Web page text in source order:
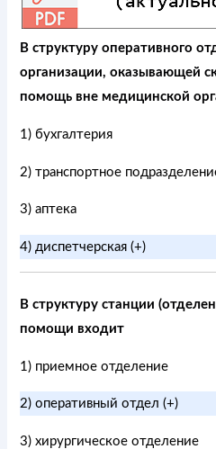
В структуру оперативного
организации, оказывающей
помощь вне медицинской
1) бухгалтерия
2) транспортное
3) аптека
4) диспетчерская (+)
В структуру станции
помощи входит
1) приемное отделение
2) оперативный отдел (+)
3) хирургическое отделение